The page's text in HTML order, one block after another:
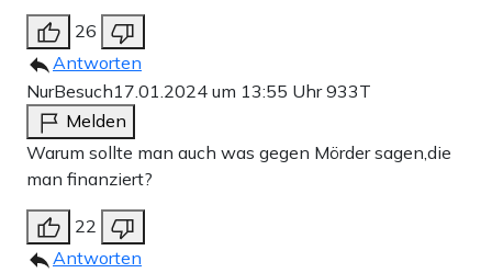
26
Antworten
NurBesuch17.01.2024 um 13:55 Uhr933T
Melden
Warum sollte man auch was gegen Mörder sagen,die
man finanziert?
22
Antworten